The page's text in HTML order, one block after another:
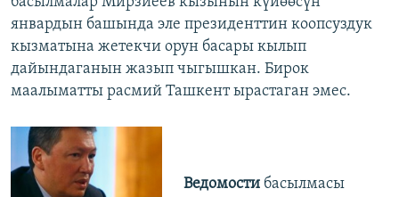
январдын башында эле президенттин коопсуздук
кызматына жетекчи орун басары кылып
дайындаганын жазып чыгышкан. Бирок
маалыматты расмий Ташкент ырастаган эмес.
Ведомостибасылмасы